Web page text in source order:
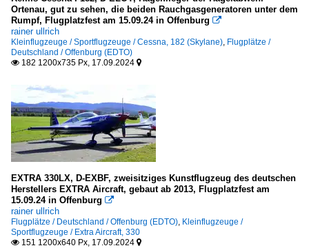
Zivile Propellermaschinen
Hubschrauber
Bell
206 (JetRanger | LongRanger)
Enstrom
F-28
Eurocopter
AS-332 (Cougar)
2010
2010
2016
2020
2020
2024
Ortenau, gut zu sehen, die beiden Rauchgasgeneratoren unter dem
Rumpf, Flugplatzfest am 15.09.24 in Offenburg 
rainer ullrich
Kleinflugzeuge / Sportflugzeuge / Cessna, 182 (Skylane), Flugplätze /
Deutschland / Offenburg (EDTO)
 182 1200x735 Px, 17.09.2024 
EXTRA 330LX, D-EXBF, zweisitziges Kunstflugzeug des deutschen
Herstellers EXTRA Aircraft, gebaut ab 2013, Flugplatzfest am
15.09.24 in Offenburg 
rainer ullrich
Flugplätze / Deutschland / Offenburg (EDTO), Kleinflugzeuge /
Sportflugzeuge / Extra Aircraft, 330
 151 1200x640 Px, 17.09.2024 